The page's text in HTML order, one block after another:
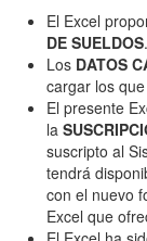
El Excel
DE SUELDOS.
Los DATOS
cargar los
El presente
la
suscripto al
tendrá
con el nuevo
Excel que